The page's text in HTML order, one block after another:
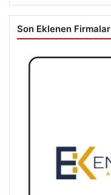
Son Eklenen Firmalar